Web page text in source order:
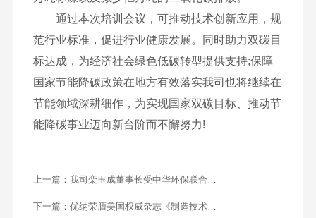
通过本次培训会议，可推动技术创新应用，规
范行业标准，促进行业健康发展。同时助力双碳目
标达成，为经济社会绿色低碳转型提供支持;保障
国家节能降碳政策在地方有效落实我司也将继续在
节能领域深耕细作，为实现国家双碳目标、推动节
能降碳事业迈向新台阶而不懈努力!
上一篇： 我司栾玉成董事长受中华环保联合会
邀请参加“第十六届环境与发展论坛”并接受媒体
下一篇： 优纳荣膺美国权威杂志《制造技术洞